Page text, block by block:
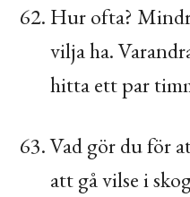
Hur ofta?
vilja ha.
hitta ett par
Vad gör du för
att gå vilse i